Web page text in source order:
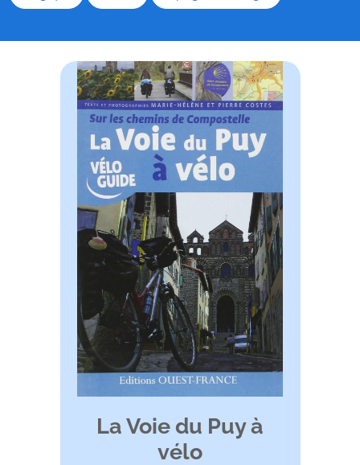
La Voie du Puy à
vélo